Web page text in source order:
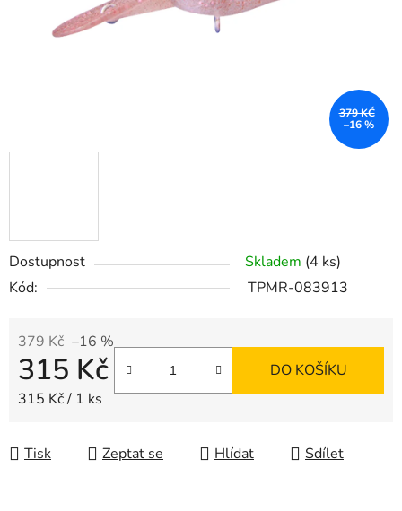
Dostupnost Skladem (4 ks)
Kód:
TPMR-083913
379 Kč –16 %
315 Kč
Měrná cena:
315 Kč / 1 ks
DO KOŠÍKU
Tisk Zeptat se Hlídat Sdílet
379 KČ
–16 %